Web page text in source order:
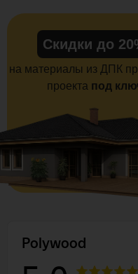
Скидки до
на материалы из ДПК
проекта под